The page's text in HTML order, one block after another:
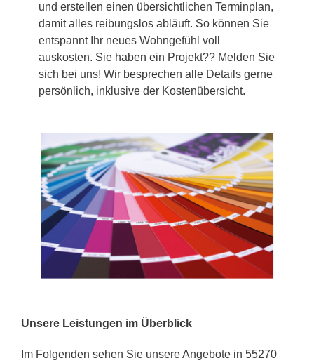
und erstellen einen übersichtlichen Terminplan,
damit alles reibungslos abläuft. So können Sie
entspannt Ihr neues Wohngefühl voll
auskosten. Sie haben ein Projekt?? Melden Sie
sich bei uns! Wir besprechen alle Details gerne
persönlich, inklusive der Kostenübersicht.
Unsere Leistungen im Überblick
Im Folgenden sehen Sie unsere Angebote in 55270